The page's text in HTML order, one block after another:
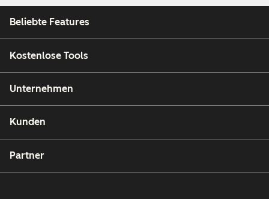
Beliebte Features
Kostenlose Tools
Unternehmen
Kunden
Partner